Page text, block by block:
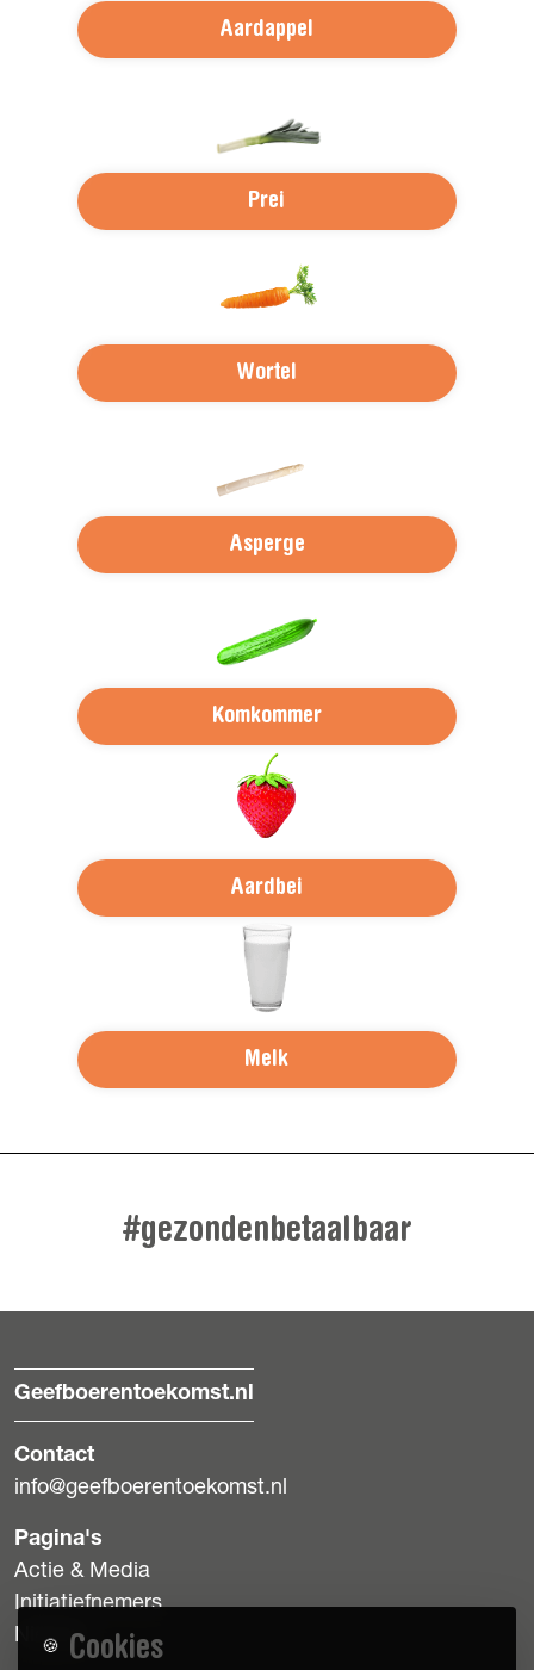
Aardappel
Prei
Wortel
Asperge
Komkommer
Aardbei
Melk
#gezondenbetaalbaar
Geefboerentoekomst.nl
Contact
info@geefboerentoekomst.nl
Pagina's
Actie & Media
Initiatiefnemers
Nieuws
🍪 Cookies